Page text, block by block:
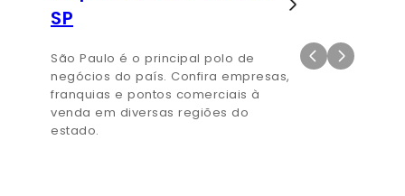
SP
São Paulo é o principal polo de
negócios do país. Confira empresas,
franquias e pontos comerciais à
venda em diversas regiões do
estado.